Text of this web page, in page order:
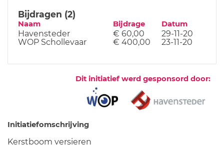
Bijdragen (2)
Naam Bijdrage Datum
Havensteder € 60,00
29-11-20
WOP Schollevaar
€ 400,00 23-11-20
Dit initiatief werd gesponsord door:
Initiatiefomschrijving
Kerstboom versieren